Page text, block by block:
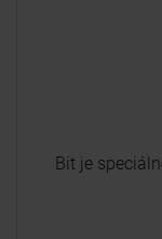
Bit je